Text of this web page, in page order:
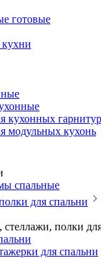
готовые
кухонных
модульных кухонь
спальные
для спальни
полки
для спальни